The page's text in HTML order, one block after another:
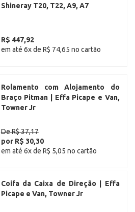
Shineray T20, T22, A9, A7
R$ 447,92
em até 6x de R$ 74,65 no cartão
Rolamento com Alojamento do
Braço Pitman | Effa Picape e Van,
Towner Jr
De R$ 37,17
por R$ 30,30
em até 6x de R$ 5,05 no cartão
Coifa da Caixa de Direção | Effa
Picape e Van, Towner Jr